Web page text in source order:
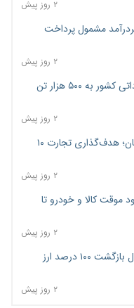
۲ روز پیش
مشمول پرداخت
۲ روز پیش
پیش‌بینی افزایش تولید برنج؛ نیاز وارداتی کشور به ۵۰۰ هزار تن
۲ روز پیش
امضای تفاهم‌نامه تجاری ایران و پاکستان؛ هدف‌گذاری تجارت ۱۰
۲ روز پیش
موقت کالا و خودرو تا
۲ روز پیش
فهرست کالاهای فولادی و فلزات مشمول بازگشت ۱۰۰ درصد ارز
۲ روز پیش